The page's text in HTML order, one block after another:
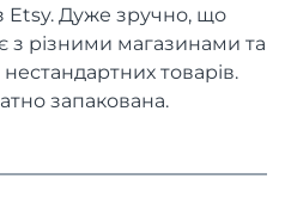
Etsy. Дуже зручно, що
різними магазинами та
товарів.
запакована.